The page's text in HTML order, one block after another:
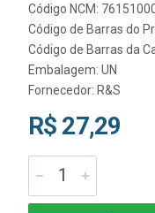
Código NCM:
Código de Barras do
Código de Barras da
Embalagem: UN
Fornecedor: R&S
R$ 27,29